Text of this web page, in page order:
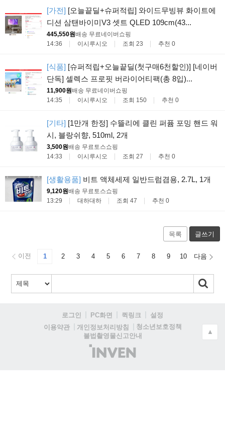
[가전] [오늘끝딜+슈퍼적립] 와이드무빙뷰 화이트에
디션 삼탠바이미V3 셋트 QLED 109cm(43...
445,550원배송 무료네이버쇼핑
14:36
이시루시오 조회 23 추천 0
[식품] [슈퍼적립+오늘끝딜(첫구매6천할인)] [네이버
단독] 셀렉스 프로핏 버라이어티팩(총 8입)...
11,900원배송 무료네이버쇼핑
14:35
이시루시오 조회 150 추천 0
[기타] [1만개 한정] 수뜰리에 클린 퍼퓸 포밍 핸드 워
시, 블랑쉬향, 510ml, 2개
3,500원배송 무료토스쇼핑
14:33
이시루시오 조회 27 추천 0
[생활용품] 비트 액체세제 일반드럼겸용, 2.7L, 1개
9,120원배송 무료토스쇼핑
13:29
대하대하 조회 47 추천 0
목록 글쓰기
이전 1 2 3 4 5 6 7 8 9 10 다음
로그인 PC화면 퀵링크
설정
이용약관
개인정보처리방침
청소년보호정책
불법촬영물신고안내
(주)
인
▲